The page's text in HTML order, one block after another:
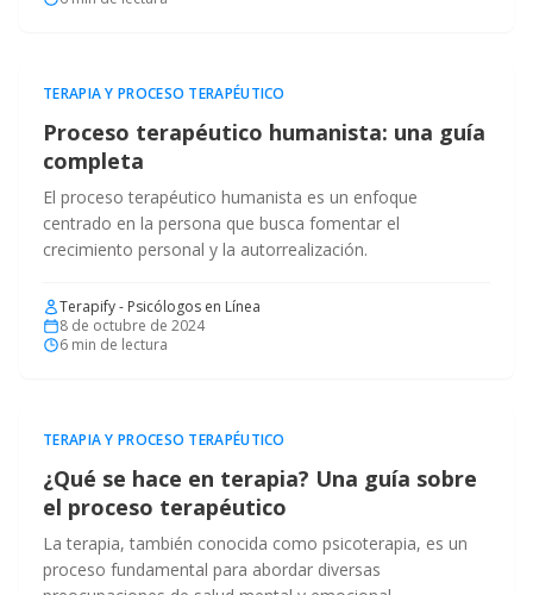
TERAPIA Y PROCESO TERAPÉUTICO
Proceso terapéutico humanista: una guía
completa
El proceso terapéutico humanista es un enfoque
centrado en la persona que busca fomentar el
crecimiento personal y la autorrealización.
Terapify - Psicólogos en Línea
8 de octubre de 2024
6 min de lectura
TERAPIA Y PROCESO TERAPÉUTICO
¿Qué se hace en terapia? Una guía sobre
el proceso terapéutico
La terapia, también conocida como psicoterapia, es un
proceso fundamental para abordar diversas